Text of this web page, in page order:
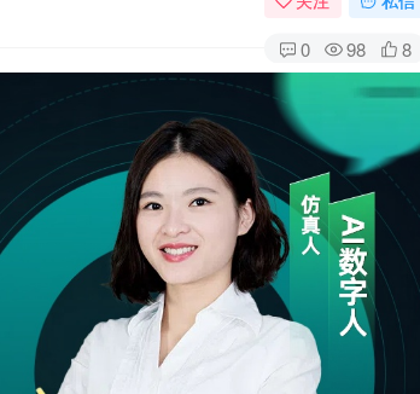
0 98 8